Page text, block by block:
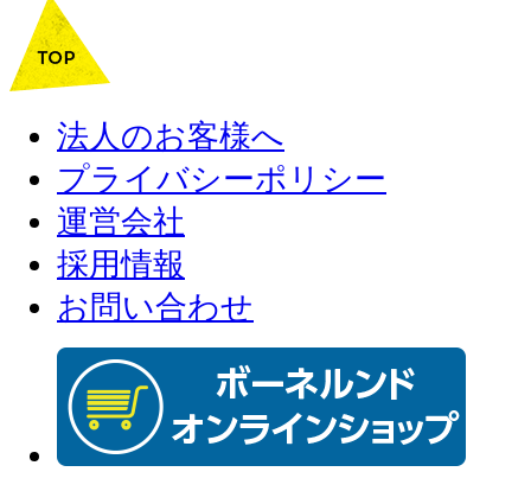
法人のお客様へ
プライバシーポリシー
運営会社
採用情報
お問い合わせ